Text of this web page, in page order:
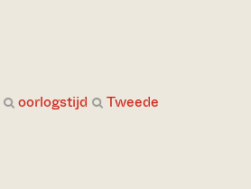
oorlogstijd
Tweede